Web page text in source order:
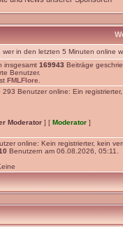
in den letzten 5 Minuten online
insgesamt 169943 Beiträge
Benutzer.
FMLFlore
Benutzer online: Ein
Moderator ] [ Moderator ]
online: Kein registrierter, kein
Benutzern am 06.08.2026, 05:11.